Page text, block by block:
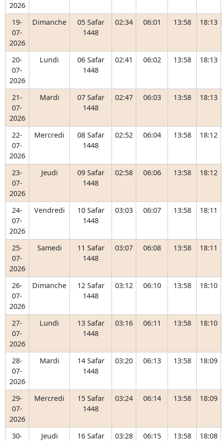
2026
19-
07-
2026
Dimanche
05 Safar
1448
02:34 06:01 13:58 18:13
20-
07-
2026
Lundi
06 Safar
1448
02:41 06:02 13:58 18:13
21-
07-
2026
Mardi
07 Safar
1448
02:47 06:03 13:58 18:13
22-
07-
2026
Mercredi
08 Safar
1448
02:52 06:04 13:58 18:12
23-
07-
2026
Jeudi
09 Safar
1448
02:58 06:06 13:58 18:12
24-
07-
2026
Vendredi
10 Safar
1448
03:03 06:07 13:58 18:11
25-
07-
2026
Samedi
11 Safar
1448
03:07 06:08 13:58 18:11
26-
07-
2026
Dimanche
12 Safar
1448
03:12 06:10 13:58 18:10
27-
07-
2026
Lundi
13 Safar
1448
03:16 06:11 13:58 18:10
28-
07-
2026
Mardi
14 Safar
1448
03:20 06:13 13:58 18:09
29-
07-
2026
Mercredi
15 Safar
1448
03:24 06:14 13:58 18:09
30-
Jeudi
16 Safar
03:28 06:15 13:58 18:08